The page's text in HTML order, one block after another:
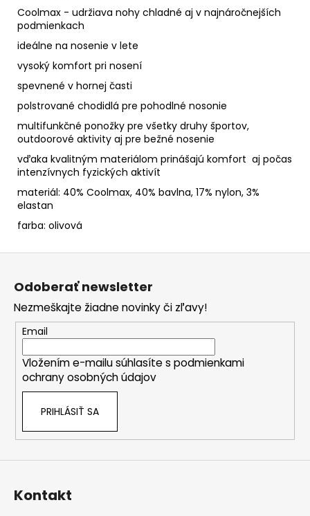
Coolmax - udržiava nohy chladné aj v najnáročnejších
podmienkach
ideálne na nosenie v lete
vysoký komfort pri nosení
spevnené v hornej časti
polstrované chodidlá pre pohodlné nosonie
multifunkčné ponožky pre všetky druhy športov,
outdoorové aktivity aj pre bežné nosenie
vďaka kvalitným materiálom prinášajú komfort aj počas
intenzívnych fyzických aktivít
materiál: 40% Coolmax, 40% bavlna, 17% nylon, 3%
elastan
farba: olivová
Z
Odoberať newsletter
Nezmeškajte žiadne novinky či zľavy!
Email
Vložením e-mailu súhlasíte s podmienkami
ochrany osobných údajov
PRIHLÁSIŤ SA
Kontakt